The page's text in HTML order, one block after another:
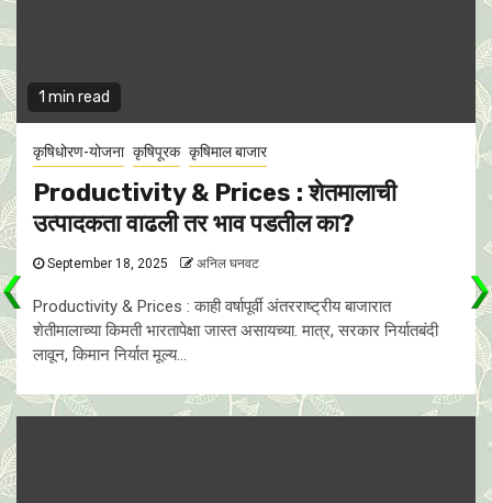
1 min read
कृषिधोरण-योजना कृषिपूरक कृषिमाल बाजार
Productivity & Prices : शेतमालाची
उत्पादकता वाढली तर भाव पडतील का?
September 18, 2025 अनिल घनवट
Productivity & Prices : काही वर्षापूर्वी अंतरराष्ट्रीय बाजारात
शेतीमालाच्या किमती भारतापेक्षा जास्त असायच्या. मात्र, सरकार निर्यातबंदी
लावून, किमान निर्यात मूल्य...